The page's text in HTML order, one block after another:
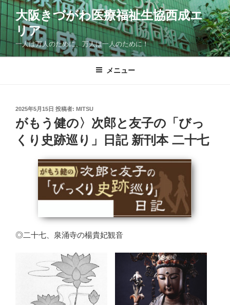
コ
ン
テ
ン
ツ
大阪きづがわ医療福祉生協西成エ
リア
一人は万人のために、万人は一人のために！
メニュー
投
稿
日:
2025年5月15日 投稿者: MITSU
がもう健の〉次郎と友子の「びっ
くり史跡巡り」日記 新刊本 二十七
◎二十七、泉涌寺の楊貴妃観音